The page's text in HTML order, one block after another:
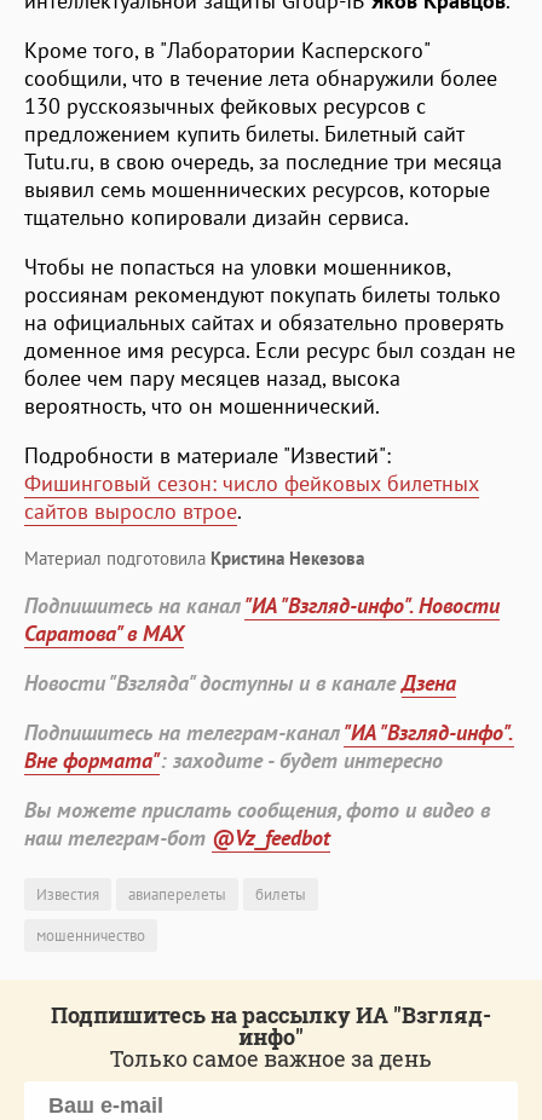
Кроме того, в "Лаборатории Касперского"
сообщили, что в течение лета обнаружили более
130 русскоязычных фейковых ресурсов с
предложением купить билеты. Билетный сайт
Tutu.ru, в свою очередь, за последние три месяца
выявил семь мошеннических ресурсов, которые
тщательно копировали дизайн сервиса.
Чтобы не попасться на уловки мошенников,
россиянам рекомендуют покупать билеты только
на официальных сайтах и обязательно проверять
доменное имя ресурса. Если ресурс был создан не
более чем пару месяцев назад, высока
вероятность, что он мошеннический.
Подробности в материале "Известий":
Фишинговый сезон: число фейковых билетных
сайтов выросло втрое.
Материал подготовила Кристина Некезова
Подпишитесь на канал"ИА "Взгляд-инфо". Новости
Саратова" в MAX
Новости "Взгляда" доступны и в каналеДзена
Подпишитесь на телеграм-канал"ИА "Взгляд-инфо".
Вне формата": заходите - будет интересно
Вы можете прислать сообщения, фото и видео в
наш телеграм-бот @Vz_feedbot
Известия авиаперелеты
билеты
мошенничество
Подпишитесь на рассылку ИА "Взгляд-
инфо"
Только самое важное за день